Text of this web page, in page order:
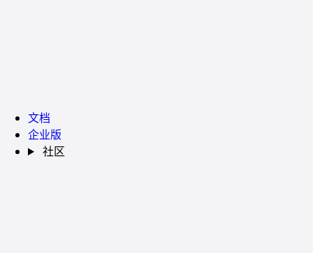
文档
企业版
社区